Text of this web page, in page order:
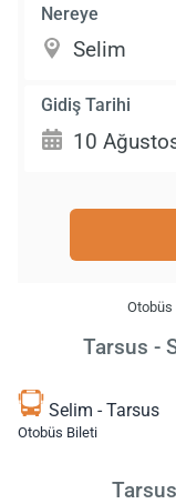
Nereye
Gidiş Tarihi
Otobüs
Tarsus -
Selim - Tarsus
Otobüs Bileti